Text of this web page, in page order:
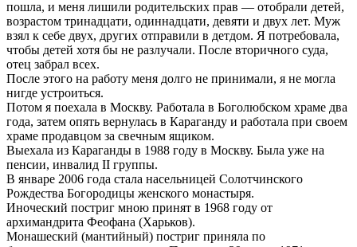
пошла, и меня лишили родительских прав — отобрали детей,
возрастом тринадцати, одиннадцати, девяти и двух лет. Муж
взял к себе двух, других отправили в детдом. Я потребовала,
чтобы детей хотя бы не разлучали. После вторичного суда,
отец забрал всех.
После этого на работу меня долго не принимали, я не могла
нигде устроиться.
Потом я поехала в Москву. Работала в Боголюбском храме два
года, затем опять вернулась в Караганду и работала при своем
храме продавцом за свечным ящиком.
Выехала из Караганды в 1988 году в Москву. Была уже на
пенсии, инвалид II группы.
В январе 2006 года стала насельницей Солотчинского
Рождества Богородицы женского монастыря.
Иноческий постриг мною принят в 1968 году от
архимандрита Феофана (Харьков).
Монашеский (мантийный) постриг приняла по